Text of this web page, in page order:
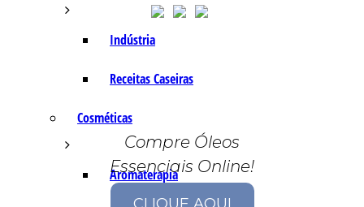
Indústria
Receitas Caseiras
Cosméticas
Aromaterapia
Compre Óleos
Essenciais Online!